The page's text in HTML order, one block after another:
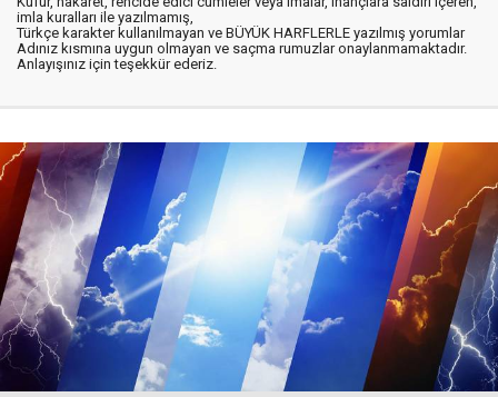
imla kuralları ile yazılmamış,
Türkçe karakter kullanılmayan ve BÜYÜK HARFLERLE yazılmış yorumlar
Adınız kısmına uygun olmayan ve saçma rumuzlar onaylanmamaktadır.
Anlayışınız için teşekkür ederiz.